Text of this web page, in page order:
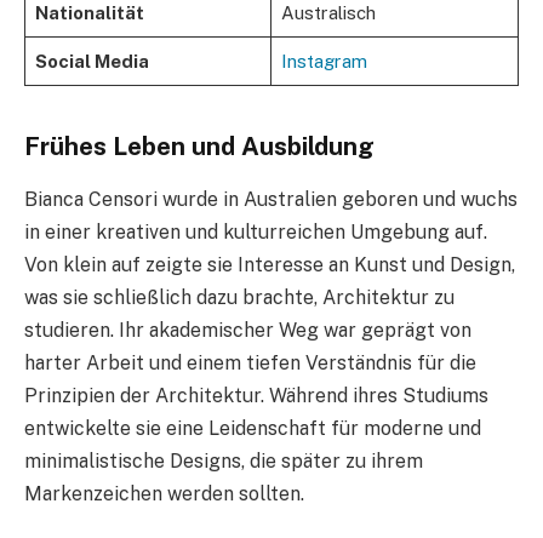
Nationalität Australisch
Social Media Instagram
Frühes Leben und Ausbildung
Bianca Censori wurde in Australien geboren und wuchs
in einer kreativen und kulturreichen Umgebung auf.
Von klein auf zeigte sie Interesse an Kunst und Design,
was sie schließlich dazu brachte, Architektur zu
studieren. Ihr akademischer Weg war geprägt von
harter Arbeit und einem tiefen Verständnis für die
Prinzipien der Architektur. Während ihres Studiums
entwickelte sie eine Leidenschaft für moderne und
minimalistische Designs, die später zu ihrem
Markenzeichen werden sollten.